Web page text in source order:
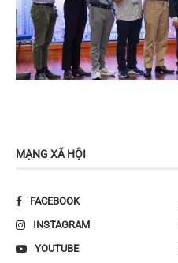
MẠNG XÃ HỘI
FACEBOOK
INSTAGRAM
YOUTUBE